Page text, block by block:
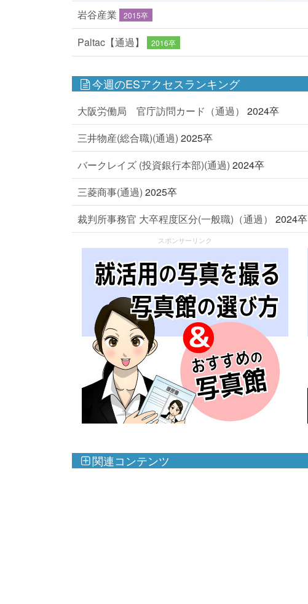
岩谷産業 2015卒
Paltac【通過】 2016卒
今週のESアクセスランキング
大阪労働局 官庁訪問カード（通過）
2024卒
三井物産(総合職)(通過) 2025卒
バークレイズ (投資銀行本部)(通過) 2024卒
三菱商事(通過) 2025卒
裁判所事務官 大卒程度区分(一般職)（通過）
2024卒
スポンサーリンク
関連コンテンツ